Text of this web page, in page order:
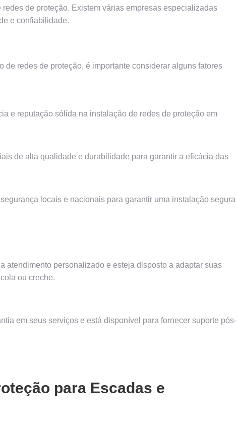
de proteção. Existem várias empresas especializadas
e confiabilidade.
redes de proteção, é importante considerar alguns fatores
e reputação sólida na instalação de redes de proteção em
de alta qualidade e durabilidade para garantir a eficácia das
locais e nacionais para garantir uma instalação segura
atendimento personalizado e esteja disposto a adaptar suas
ou creche.
em seus serviços e está disponível para fornecer suporte pós-
para Escadas e